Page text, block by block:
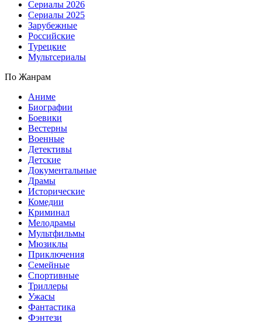
Сериалы 2026
Сериалы 2025
Зарубежные
Российские
Турецкие
Мультсериалы
По Жанрам
Аниме
Биографии
Боевики
Вестерны
Военные
Детективы
Детские
Документальные
Драмы
Исторические
Комедии
Криминал
Мелодрамы
Мультфильмы
Мюзиклы
Приключения
Семейные
Спортивные
Триллеры
Ужасы
Фантастика
Фэнтези